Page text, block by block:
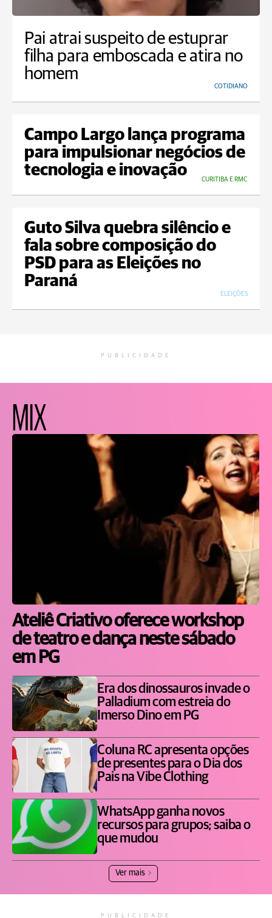
Pai atrai suspeito de estuprar
filha para emboscada e atira no
homem
COTIDIANO
Campo Largo lança programa
para impulsionar negócios de
tecnologia e inovação
CURITIBA E RMC
Guto Silva quebra silêncio e
fala sobre composição do
PSD para as Eleições no
Paraná
ELEIÇÕES
PUBLICIDADE
MIX
Ateliê Criativo oferece workshop
de teatro e dança neste sábado
em PG
Era dos dinossauros invade o
Palladium com estreia do
Imerso Dino em PG
Coluna RC apresenta opções
de presentes para o Dia dos
Pais na Vibe Clothing
WhatsApp ganha novos
recursos para grupos; saiba o
que mudou
Ver mais
PUBLICIDADE